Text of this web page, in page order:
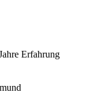
Erfahrung